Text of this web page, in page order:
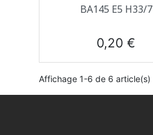
Aperçu rapide
BA145 E5 H33/7
Prix
0,20 €
Affichage 1-6 de 6 article(s)